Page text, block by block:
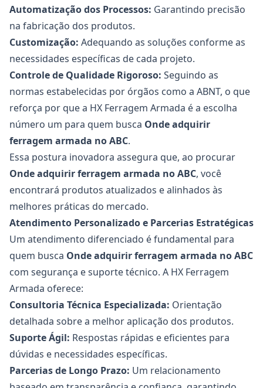
Automatização dos Processos: Garantindo precisão
na fabricação dos produtos.
Customização: Adequando as soluções conforme as
necessidades específicas de cada projeto.
Controle de Qualidade Rigoroso: Seguindo as
normas estabelecidas por órgãos como a ABNT, o que
reforça por que a HX Ferragem Armada é a escolha
número um para quem busca Onde adquirir
ferragem armada no ABC.
Essa postura inovadora assegura que, ao procurar
Onde adquirirferragem armada no ABC, você
encontrará produtos atualizados e alinhados às
melhores práticas do mercado.
Atendimento Personalizado e Parcerias Estratégicas
Um atendimento diferenciado é fundamental para
quem busca Onde adquirirferragem armada no ABC
com segurança e suporte técnico. A HX Ferragem
Armada oferece:
Consultoria Técnica Especializada: Orientação
detalhada sobre a melhor aplicação dos produtos.
Suporte Ágil: Respostas rápidas e eficientes para
dúvidas e necessidades específicas.
Parcerias de Longo Prazo: Um relacionamento